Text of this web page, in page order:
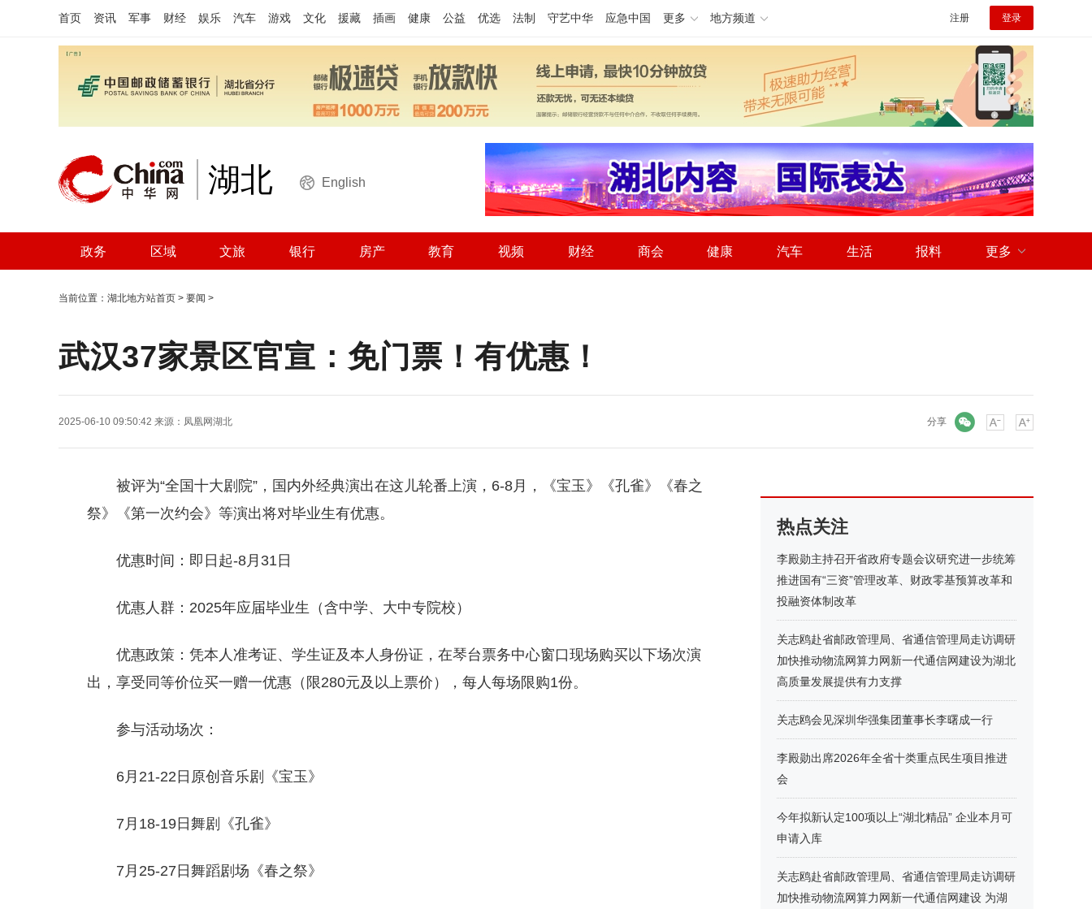
首页 资讯 军事 财经 娱乐 汽车 游戏 文化 援藏 插画 健康 公益 优选 法制 守艺中华 应急中国 更多 地方频道 注册 登录
湖北 English
政务 区域 文旅 银行 房产 教育 视频 财经 商会 健康 汽车 生活 报料 更多
当前位置： 湖北地方站首页 > 要闻 >
武汉37家景区官宣：免门票！有优惠！
2025-06-10 09:50:42 来源： 凤凰网湖北 分享
被评为“全国十大剧院”，国内外经典演出在这儿轮番上演，6-8月，《宝玉》《孔雀》《春之
祭》《第一次约会》等演出将对毕业生有优惠。
优惠时间：即日起-8月31日
优惠人群：2025年应届毕业生（含中学、大中专院校）
优惠政策：凭本人准考证、学生证及本人身份证，在琴台票务中心窗口现场购买以下场次演
出，享受同等价位买一赠一优惠（限280元及以上票价），每人每场限购1份。
参与活动场次：
6月21-22日原创音乐剧《宝玉》
7月18-19日舞剧《孔雀》
7月25-27日舞蹈剧场《春之祭》
热点关注
李殿勋主持召开省政府专题会议研究进一步统筹
推进国有“三资”管理改革、财政零基预算改革和
投融资体制改革
关志鸥赴省邮政管理局、省通信管理局走访调研
加快推动物流网算力网新一代通信网建设为湖北
高质量发展提供有力支撑
关志鸥会见深圳华强集团董事长李曙成一行
李殿勋出席2026年全省十类重点民生项目推进
会
今年拟新认定100项以上“湖北精品” 企业本月可
申请入库
关志鸥赴省邮政管理局、省通信管理局走访调研
加快推动物流网算力网新一代通信网建设 为湖